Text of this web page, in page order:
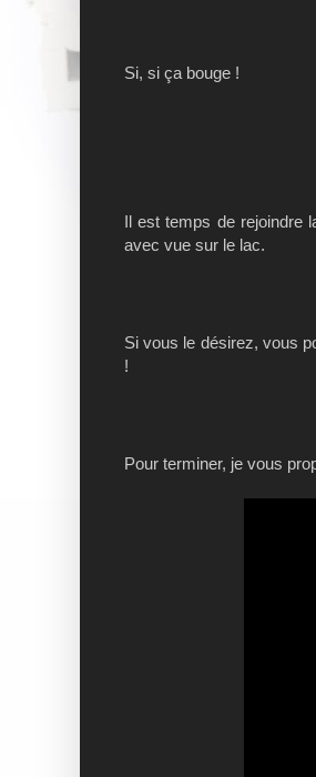
Si, si ça bouge !
Il est temps de rejoindre
avec vue sur le lac.
Si vous le désirez, vous
!
Pour terminer, je vous